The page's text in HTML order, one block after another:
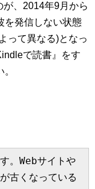
、2014年9月から
を発信しない状態
って異なる)となっ
で読書』をす
。Webサイトや
古くなっている